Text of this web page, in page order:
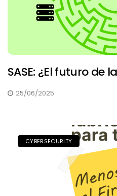
SASE: ¿El futuro de
25/06/2025
CYBERSECURITY